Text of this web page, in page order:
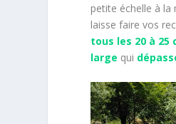
petite échelle à la
laisse faire vos
tous les 20 à 25
large qui